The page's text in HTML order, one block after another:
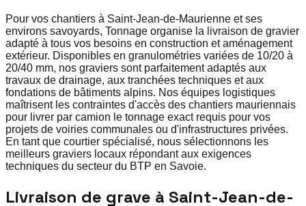
Pour vos chantiers à Saint-Jean-de-Maurienne et ses
environs savoyards, Tonnage organise la livraison de gravier
adapté à tous vos besoins en construction et aménagement
extérieur. Disponibles en granulométries variées de 10/20 à
20/40 mm, nos graviers sont parfaitement adaptés aux
travaux de drainage, aux tranchées techniques et aux
fondations de bâtiments alpins. Nos équipes logistiques
maîtrisent les contraintes d'accès des chantiers mauriennais
pour livrer par camion le tonnage exact requis pour vos
projets de voiries communales ou d'infrastructures privées.
En tant que courtier spécialisé, nous sélectionnons les
meilleurs graviers locaux répondant aux exigences
techniques du secteur du BTP en Savoie.
Livraison de grave à Saint-Jean-de-